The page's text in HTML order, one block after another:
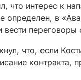
что интерес к
определен, в
вести
что, если
контракта,